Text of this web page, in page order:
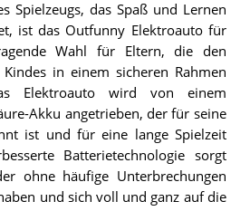
Spielzeugs, das Spaß und Lernen
ist das Outfunny Elektroauto für
Wahl für Eltern, die den
in einem sicheren Rahmen
Elektroauto wird von einem
Akku angetrieben, der für seine
ist und für eine lange Spielzeit
Batterietechnologie sorgt
ohne häufige Unterbrechungen
und sich voll und ganz auf die